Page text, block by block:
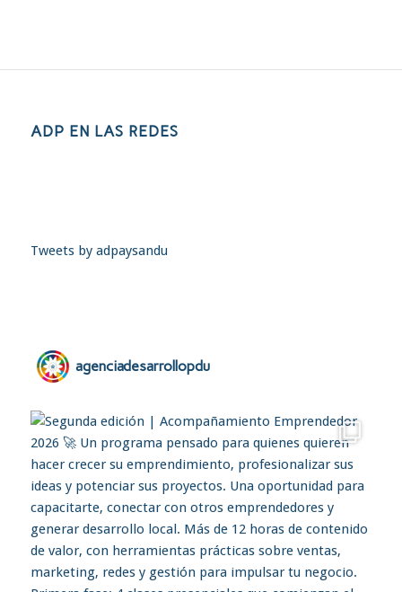
ADP EN LAS REDES
Tweets by adpaysandu
agenciadesarrollopdu